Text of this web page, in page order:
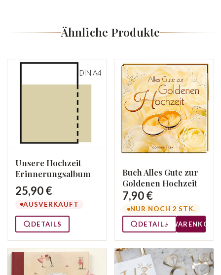
Ähnliche Produkte
Unsere Hochzeit
Erinnerungsalbum
25,90 €
AUSVERKAUFT
DETAILS
Buch Alles Gute zur
Goldenen Hochzeit
7,90 €
NUR NOCH 2 STK.
DETAILS
WARENKORB